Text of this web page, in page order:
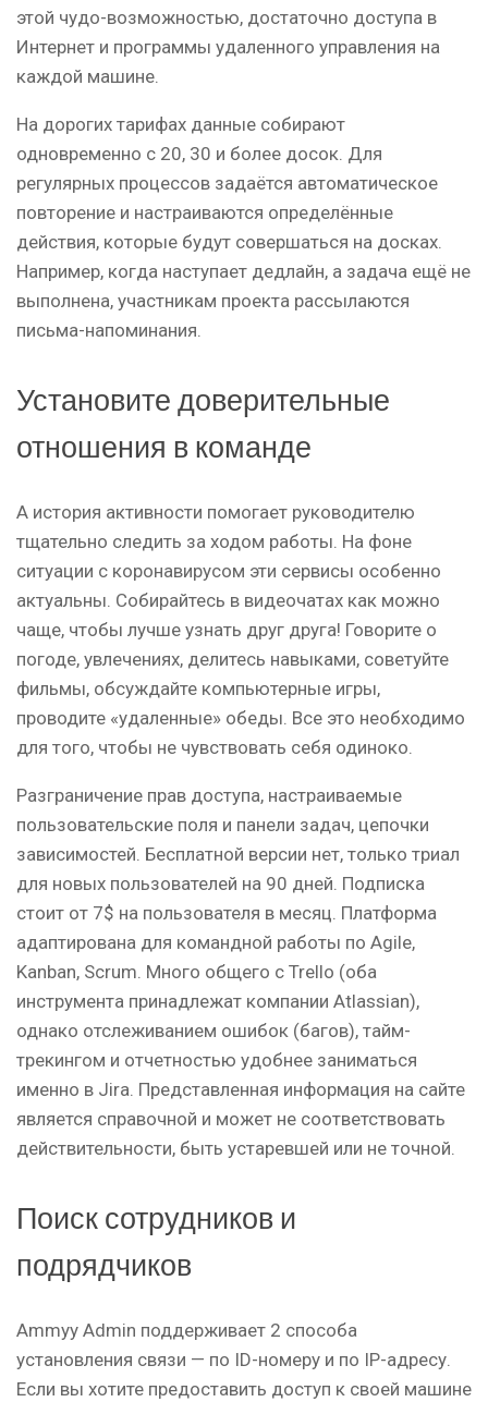
этой чудо-возможностью, достаточно доступа в
Интернет и программы удаленного управления на
каждой машине.
На дорогих тарифах данные собирают
одновременно с 20, 30 и более досок. Для
регулярных процессов задаётся автоматическое
повторение и настраиваются определённые
действия, которые будут совершаться на досках.
Например, когда наступает дедлайн, а задача ещё не
выполнена, участникам проекта рассылаются
письма-напоминания.
Установите доверительные
отношения в команде
А история активности помогает руководителю
тщательно следить за ходом работы. На фоне
ситуации с коронавирусом эти сервисы особенно
актуальны. Собирайтесь в видеочатах как можно
чаще, чтобы лучше узнать друг друга! Говорите о
погоде, увлечениях, делитесь навыками, советуйте
фильмы, обсуждайте компьютерные игры,
проводите «удаленные» обеды. Все это необходимо
для того, чтобы не чувствовать себя одиноко.
Разграничение прав доступа, настраиваемые
пользовательские поля и панели задач, цепочки
зависимостей. Бесплатной версии нет, только триал
для новых пользователей на 90 дней. Подписка
стоит от 7$ на пользователя в месяц. Платформа
адаптирована для командной работы по Agile,
Kanban, Scrum. Много общего с Trello (оба
инструмента принадлежат компании Atlassian),
однако отслеживанием ошибок (багов), тайм-
трекингом и отчетностью удобнее заниматься
именно в Jira. Представленная информация на сайте
является справочной и может не соответствовать
действительности, быть устаревшей или не точной.
Поиск сотрудников и
подрядчиков
Ammyy Admin поддерживает 2 способа
установления связи — по ID-номеру и по IP-адресу.
Если вы хотите предоставить доступ к своей машине